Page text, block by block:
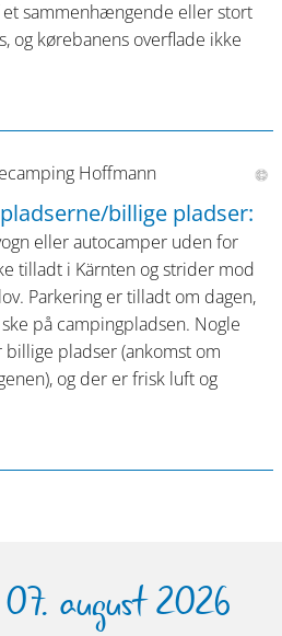
sammenhængende eller stort
og kørebanens overflade ikke
billige pladser:
eller autocamper uden for
tilladt i Kärnten og strider mod
Parkering er tilladt om dagen,
på campingpladsen. Nogle
pladser (ankomst om
og der er frisk luft og
august 2026